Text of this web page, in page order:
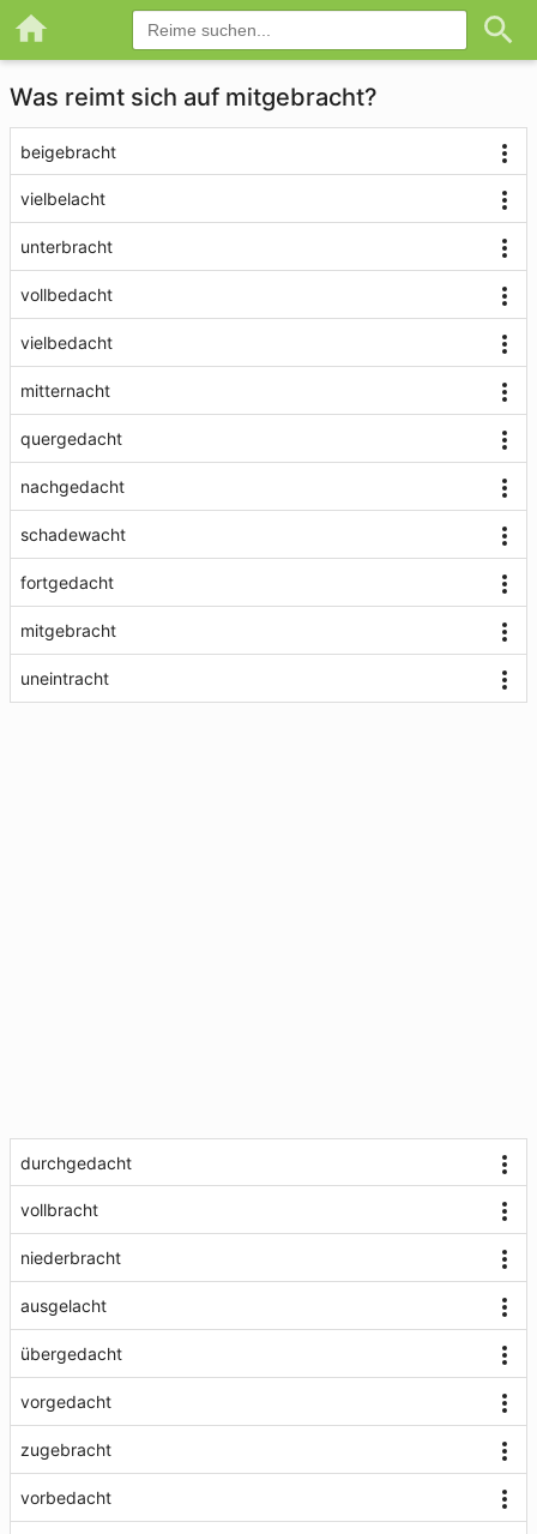
Was reimt sich auf mitgebracht?
beigebracht
vielbelacht
unterbracht
vollbedacht
vielbedacht
mitternacht
quergedacht
nachgedacht
schadewacht
fortgedacht
mitgebracht
uneintracht
durchgedacht
vollbracht
niederbracht
ausgelacht
übergedacht
vorgedacht
zugebracht
vorbedacht